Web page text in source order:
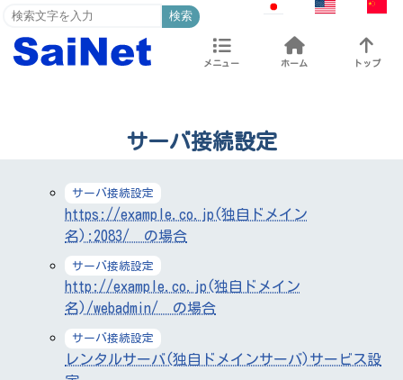
検索
メニュー ホーム トップ
サーバ接続設定
サーバ接続設定
https://example.co.jp(独自ドメイン
名):2083/ の場合
サーバ接続設定
http://example.co.jp(独自ドメイン
名)/webadmin/ の場合
サーバ接続設定
レンタルサーバ(独自ドメインサーバ)サービス設